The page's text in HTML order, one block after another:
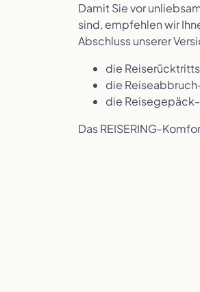
Damit Sie vor
sind, empfehlen wir
Abschluss unserer
die
die
die
Das REISERING-